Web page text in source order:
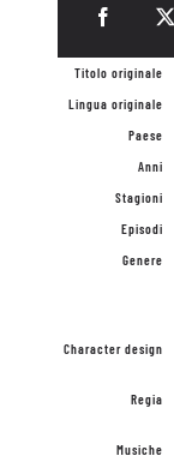
Titolo originale
Lingua originale
Paese
Anni
Stagioni
Episodi
Genere
Character design
Regia
Musiche